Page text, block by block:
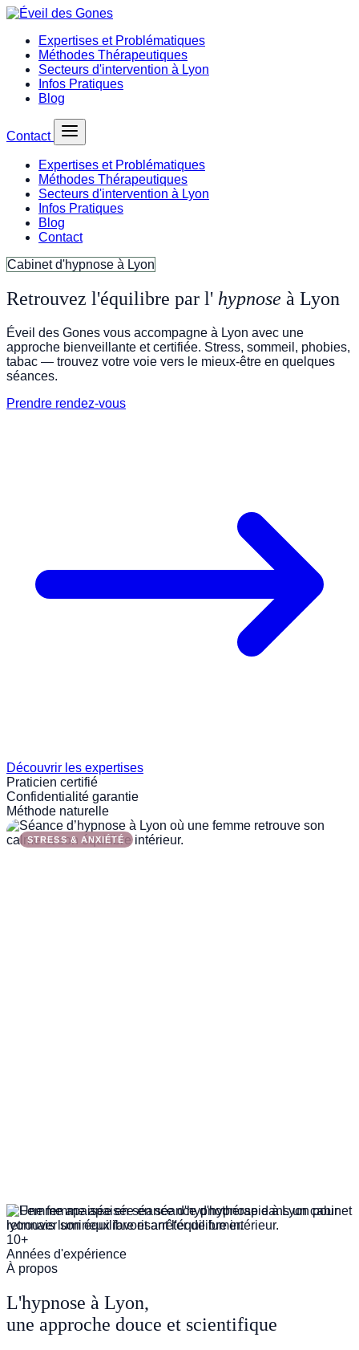
Expertises et Problématiques
Méthodes Thérapeutiques
Secteurs d'intervention à Lyon
Infos Pratiques
Blog
Contact
Expertises et Problématiques
Méthodes Thérapeutiques
Secteurs d'intervention à Lyon
Infos Pratiques
Blog
Contact
Cabinet d'hypnose à Lyon
Retrouvez l'équilibre par l' hypnose à Lyon
Éveil des Gones vous accompagne à Lyon avec une
approche bienveillante et certifiée. Stress, sommeil, phobies,
tabac — trouvez votre voie vers le mieux-être en quelques
séances.
Prendre rendez-vous
Découvrir les expertises
Praticien certifié
Confidentialité garantie
Méthode naturelle
STRESS & ANXIÉTÉ
10+
Années d'expérience
À propos
L'hypnose à Lyon,
une approche douce et scientifique